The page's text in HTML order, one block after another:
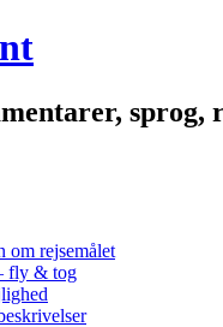
sprog,
om rejsemålet
fly & tog